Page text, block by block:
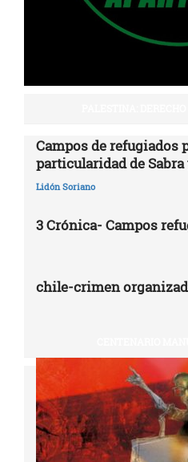
Campos de refugiados
particularidad de
Lidón Soriano
3 Crónica- Campos
chile-crimen